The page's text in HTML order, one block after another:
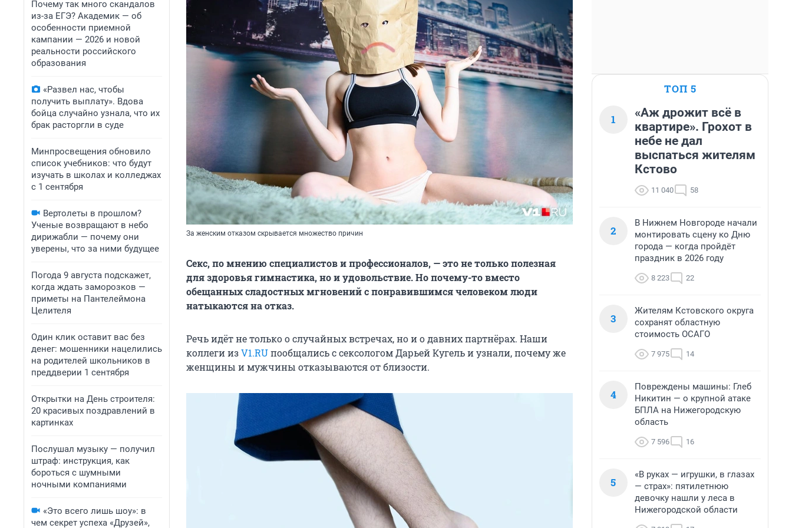
Почему так много скандалов
из-за ЕГЭ? Академик — об
особенности приемной
кампании — 2026 и новой
реальности российского
образования
«Развел нас, чтобы
получить выплату». Вдова
бойца случайно узнала, что их
брак расторгли в суде
Минпросвещения обновило
список учебников: что будут
изучать в школах и колледжах
с 1 сентября
Вертолеты в прошлом?
Ученые возвращают в небо
дирижабли — почему они
уверены, что за ними будущее
Погода 9 августа подскажет,
когда ждать заморозков —
приметы на Пантелеймона
Целителя
Один клик оставит вас без
денег: мошенники нацелились
на родителей школьников в
преддверии 1 сентября
Открытки на День строителя:
20 красивых поздравлений в
картинках
Послушал музыку — получил
штраф: инструкция, как
бороться с шумными
ночными компаниями
«Это всего лишь шоу»: в
чем секрет успеха «Друзей»,
За женским отказом скрывается множество причин
Секс, по мнению специалистов и профессионалов, — это не только полезная
для здоровья гимнастика, но и удовольствие. Но почему-то вместо
обещанных сладостных мгновений с понравившимся человеком люди
натыкаются на отказ.
Речь идёт не только о случайных встречах, но и о давних партнёрах. Наши
коллеги изV1.RUпообщались с сексологом Дарьей Кугель и узнали, почему же
женщины и мужчины отказываются от близости.
ТОП 5
1
«Аж дрожит всё в
квартире». Грохот в
небе не дал
выспаться жителям
Кстово
11 040 58
2
В Нижнем Новгороде начали
монтировать сцену ко Дню
города — когда пройдёт
праздник в 2026 году
8 223 22
3
Жителям Кстовского округа
сохранят областную
стоимость ОСАГО
7 975 14
4
Повреждены машины: Глеб
Никитин — о крупной атаке
БПЛА на Нижегородскую
область
7 596 16
5
«В руках — игрушки, в глазах
— страх»: пятилетнюю
девочку нашли у леса в
Нижегородской области